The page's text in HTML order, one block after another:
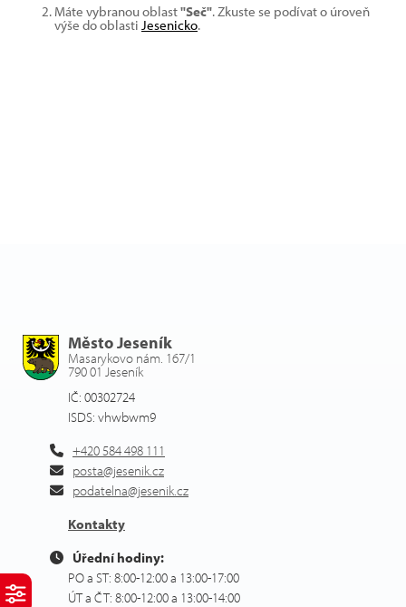
Máte vybranou oblast"Seč". Zkuste se podívat o úroveň
výše do oblasti Jesenicko.
Město Jeseník
Masarykovo nám. 167/1
790 01 Jeseník
IČ: 00302724
ISDS: vhwbwm9
+420 584 498 111
posta@jesenik.cz
podatelna@jesenik.cz
Kontakty
Úřední hodiny:
PO a ST: 8:00-12:00 a 13:00-17:00
ÚT a ČT: 8:00-12:00 a 13:00-14:00